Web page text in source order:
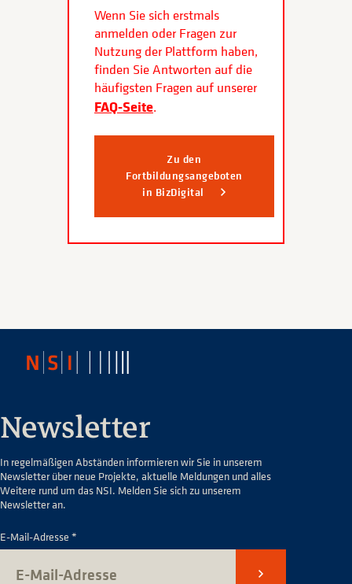
Wenn Sie sich erstmals
anmelden oder Fragen zur
Nutzung der Plattform haben,
finden Sie Antworten auf die
häufigsten Fragen auf unserer
FAQ-Seite.
Zu den
Fortbildungsangeboten
in BizDigital
Newsletter
In regelmäßigen Abständen informieren wir Sie in unserem
Newsletter über neue Projekte, aktuelle Meldungen und alles
Weitere rund um das NSI. Melden Sie sich zu unserem
Newsletter an.
E-Mail-Adresse *
Senden